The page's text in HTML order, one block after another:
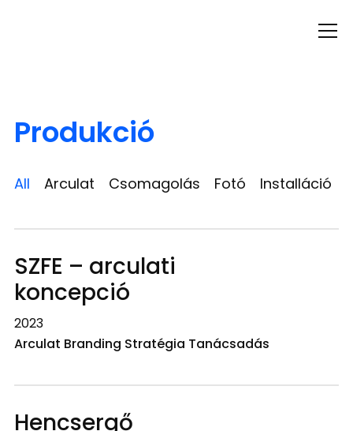
Info
Produkció
All Arculat Csomagolás Fotó Installáció
SZFE – arculati
koncepció
2023
Arculat Branding Stratégia Tanácsadás
Hencsergő